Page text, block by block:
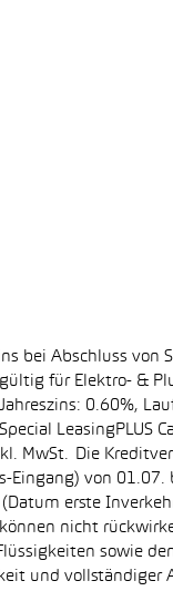
bei Abschluss von
für Elektro- &
0.60%,
MwSt. Die
von
erste
nicht
sowie
und vollständiger